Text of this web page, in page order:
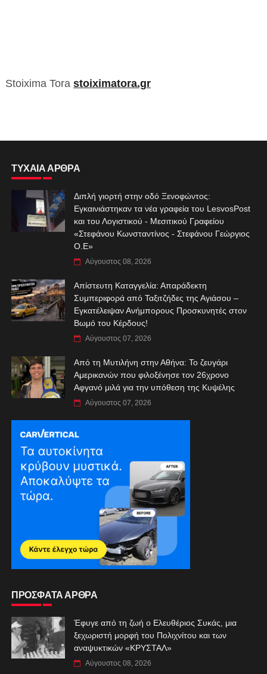
Stoixima Tora stoiximatora.gr
ΤΥΧΑΙΑ ΑΡΘΡΑ
Διπλή γιορτή στην οδό Ξενοφώντος:
Εγκαινιάστηκαν τα νέα γραφεία του LesvosPost
και του Λογιστικού - Μεσιτικού Γραφείου
«Στεφάνου Κωνσταντίνος - Στεφάνου Γεώργιος
Ο.Ε»
Αύγουστος 08, 2026
Απίστευτη Καταγγελία: Απαράδεκτη
Συμπεριφορά από Ταξιτζήδες της Αγιάσου –
Εγκατέλειψαν Ανήμπορους Προσκυνητές στον
Βωμό του Κέρδους!
Αύγουστος 07, 2026
Από τη Μυτιλήνη στην Αθήνα: Το ζευγάρι
Αμερικανών που φιλοξένησε τον 26χρονο
Αφγανό μιλά για την υπόθεση της Κυψέλης
Αύγουστος 07, 2026
ΠΡΟΣΦΑΤΑ ΑΡΘΡΑ
Έφυγε από τη ζωή ο Ελευθέριος Συκάς, μια
ξεχωριστή μορφή του Πολιχνίτου και των
αναψυκτικών «ΚΡΥΣΤΑΛ»
Αύγουστος 08, 2026